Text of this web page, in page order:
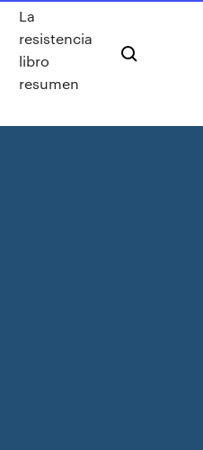
La
resistencia
libro
resumen